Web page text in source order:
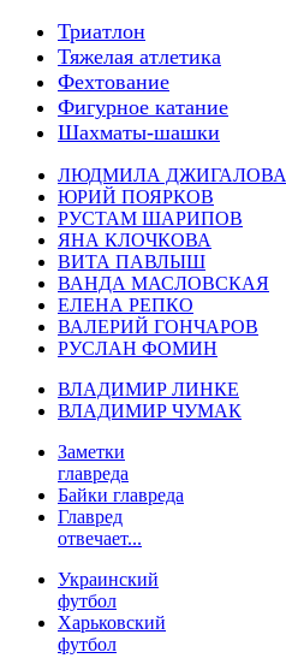
Триатлон
Тяжелая атлетика
Фехтование
Фигурное катание
Шахматы-шашки
ЛЮДМИЛА ДЖИГАЛОВА
ЮРИЙ ПОЯРКОВ
РУСТАМ ШАРИПОВ
ЯНА КЛОЧКОВА
ВИТА ПАВЛЫШ
ВАНДА МАСЛОВСКАЯ
ЕЛЕНА РЕПКО
ВАЛЕРИЙ ГОНЧАРОВ
РУСЛАН ФОМИН
ВЛАДИМИР ЛИНКЕ
ВЛАДИМИР ЧУМАК
Заметки
главреда
Байки главреда
Главред
отвечает...
Украинский
футбол
Харьковский
футбол